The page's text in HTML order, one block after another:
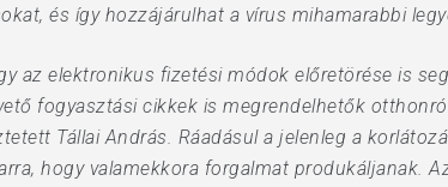
és így hozzájárulhat a vírus mihamarabbi
az elektronikus fizetési módok előretörése is
fogyasztási cikkek is megrendelhetők
Tállai András. Ráadásul a jelenleg a
hogy valamekkora forgalmat produkáljanak.